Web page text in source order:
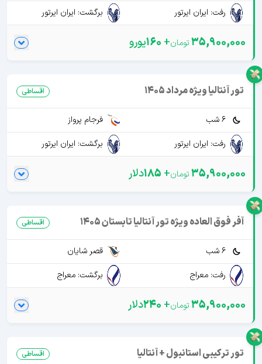
رفت: ایران ایرتور
برگشت: ایران ایرتور
35,900,000
+
160یورو
تور آنتالیا ویژه مرداد 1405 اقساطی
6 شب
فرجام پرواز
رفت: ایران ایرتور
برگشت: ایران ایرتور
35,900,000
+
185دلار
آفر فوق العاده ویژه تور آنتالیا تابستان 1405 اقساطی
6 شب
قصر شایان
رفت: معراج
برگشت: معراج
35,900,000
+
240دلار
تور ترکیبی استانبول + آنتالیا اقساطی